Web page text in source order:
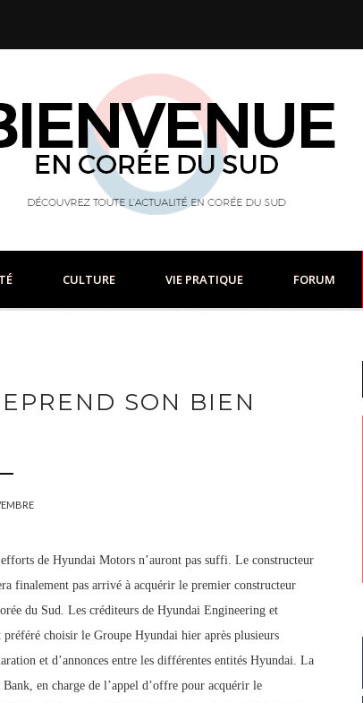
CULTURE VIE PRATIQUE FORUM
SON BIEN
de Hyundai Motors n’auront pas suffi. Le constructeur
finalement pas arrivé à acquérir le premier constructeur
du Sud. Les créditeurs de Hyundai Engineering et
choisir le Groupe Hyundai hier après plusieurs
et d’annonces entre les différentes entités Hyundai. La
en charge de l’appel d’offre pour acquérir le